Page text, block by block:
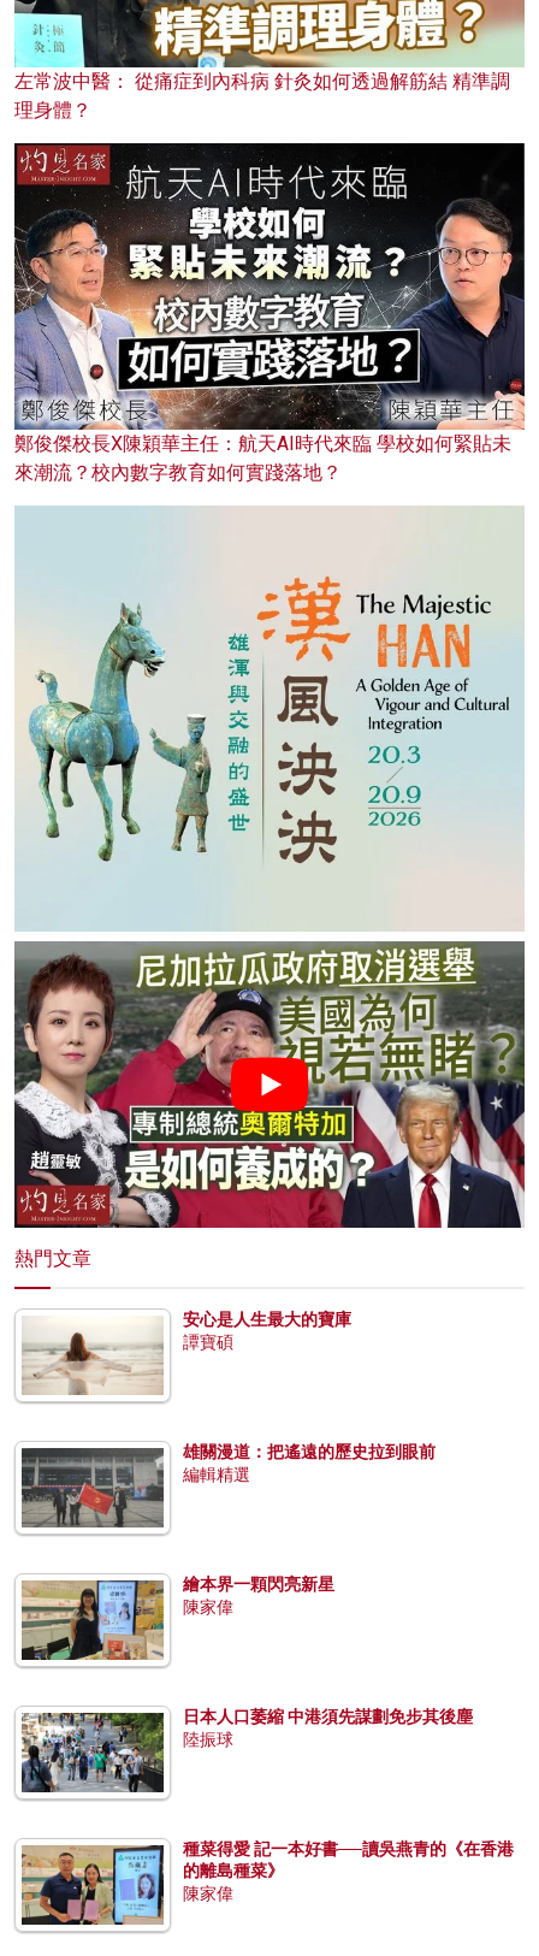
左常波中醫： 從痛症到內科病 針灸如何透過解筋結 精準調
理身體？
鄭俊傑校長X陳穎華主任：航天AI時代來臨 學校如何緊貼未
來潮流？校內數字教育如何實踐落地？
熱門文章
安心是人生最大的寶庫
譚寶碩
雄關漫道：把遙遠的歷史拉到眼前
編輯精選
繪本界一顆閃亮新星
陳家偉
日本人口萎縮 中港須先謀劃免步其後塵
陸振球
種菜得愛 記一本好書──讀吳燕青的《在香港
的離島種菜》
陳家偉